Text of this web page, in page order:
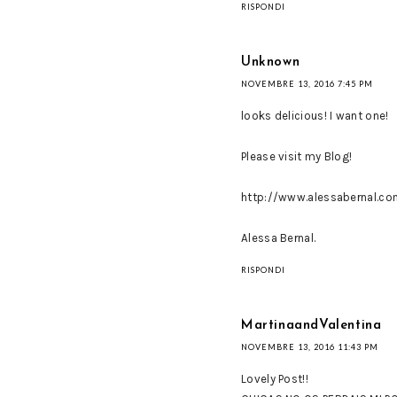
RISPONDI
Unknown
NOVEMBRE 13, 2016 7:45 PM
looks delicious! I want one!
Please visit my Blog!
http://
Alessa Bernal.
RISPONDI
MartinaandValentina
NOVEMBRE 13, 2016 11:43 PM
Lovely Post!!